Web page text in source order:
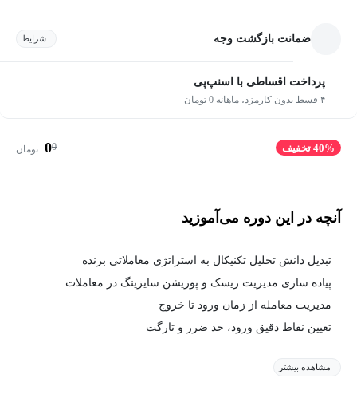
ضمانت بازگشت وجه شرایط
پرداخت اقساطی با اسنپ‌پی
۴ قسط بدون کارمزد، ماهانه 0 تومان
40% تخفیف 0
0 تومان
آنچه در این دوره می‌آموزید
تبدیل دانش تحلیل تکنیکال به استراتژی‌ معاملاتی برنده
پیاده سازی مدیریت ریسک و پوزیشن سایزینگ در معاملات
مدیریت معامله از زمان ورود تا خروج
تعیین نقاط دقیق ورود، حد ضرر و تارگت
مشاهده بیشتر